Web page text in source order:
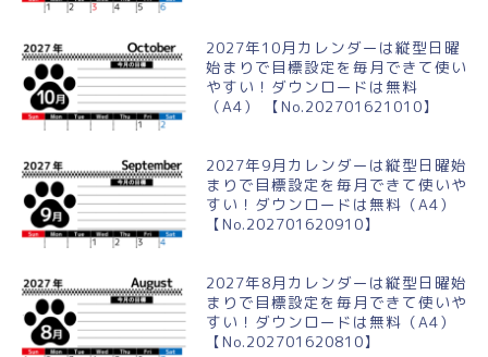
2027年10月カレンダーは縦型日曜
始まりで目標設定を毎月できて使い
やすい！ダウンロードは無料
（A4） 【No.202701621010】
2027年9月カレンダーは縦型日曜始
まりで目標設定を毎月できて使いや
すい！ダウンロードは無料（A4）
【No.202701620910】
2027年8月カレンダーは縦型日曜始
まりで目標設定を毎月できて使いや
すい！ダウンロードは無料（A4）
【No.202701620810】